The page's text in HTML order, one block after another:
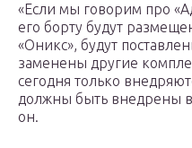
«Если мы говорим про
его борту будут
«Оникс», будут
заменены другие
сегодня только
должны быть внедрены
он.